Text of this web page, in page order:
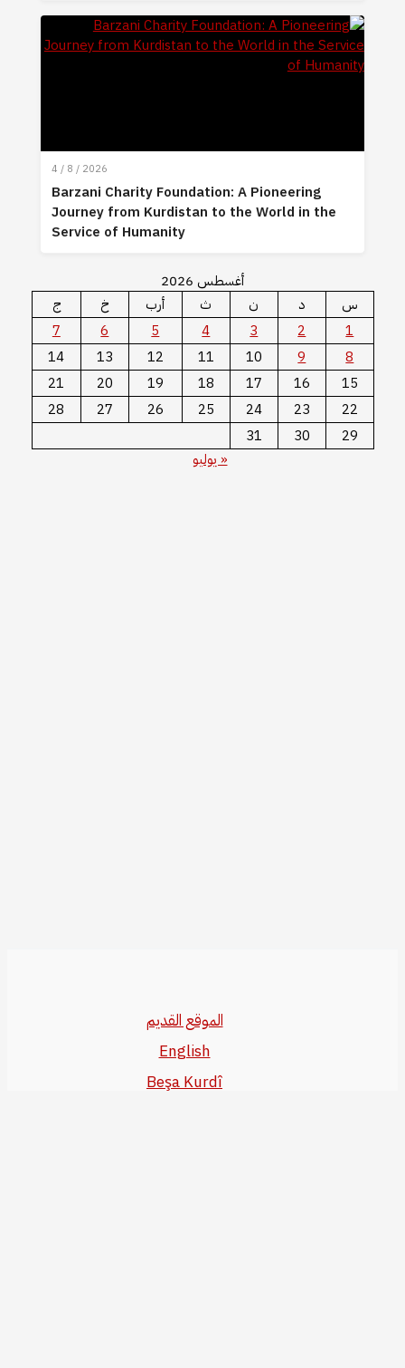
4 / 8 / 2026
Barzani Charity Foundation: A Pioneering
Journey from Kurdistan to the World in the
Service of Humanity
أغسطس 2026
س
د ن ث أرب خ
ج
1
2
3
4
5
6
7
8
9
10
11
12
13
14
15
16
17
18
19
20
21
22
23
24
25
26
27
28
29
30
31
« يوليو
الموقع القديم
English
Beşa Kurdî